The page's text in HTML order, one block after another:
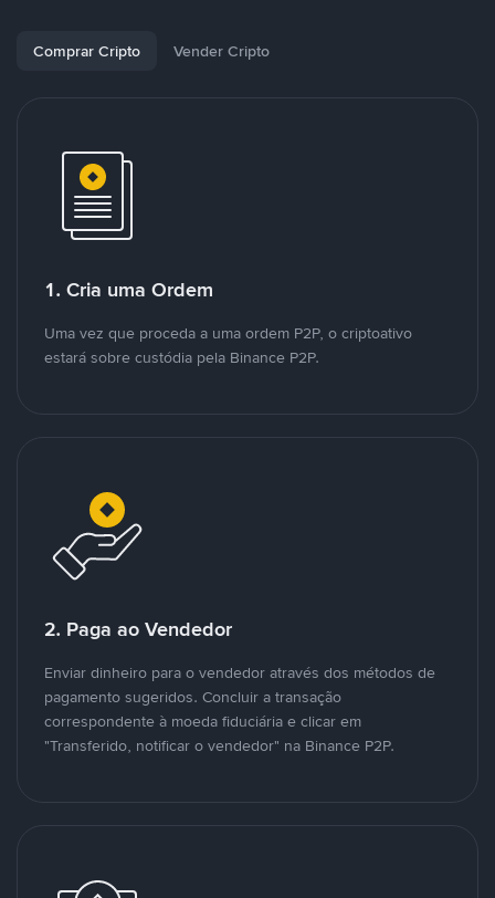
Comprar Cripto Vender Cripto
1. Cria uma Ordem
Uma vez que proceda a uma ordem P2P, o criptoativo
estará sobre custódia pela Binance P2P.
2. Paga ao Vendedor
Enviar dinheiro para o vendedor através dos métodos de
pagamento sugeridos. Concluir a transação
correspondente à moeda fiduciária e clicar em
"Transferido, notificar o vendedor" na Binance P2P.